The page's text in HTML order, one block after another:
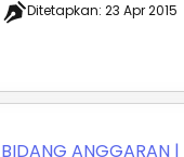
Ditetapkan:23 Apr 2015
BIDANG ANGGARAN |